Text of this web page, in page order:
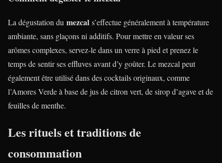
La dégustation du mezcal s’effectue généralement à température
ambiante, sans glaçons ni additifs. Pour mettre en valeur ses
arômes complexes, servez-le dans un verre à pied et prenez le
temps de sentir ses effluves avant d’y goûter. Le mezcal peut
également être utilisé dans des cocktails originaux, comme
l’Amores Verde à base de jus de citron vert, de sirop d’agave et de
feuilles de menthe.
Les rituels et traditions de
consommation